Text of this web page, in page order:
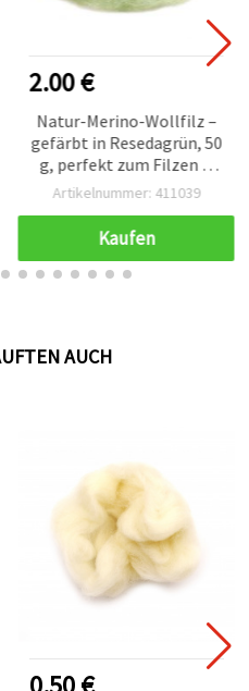
2.00 €
Natur-Merino-Wollfilz –
gefärbt in Resedagrün, 50
g, perfekt zum Filzen &
für Vliesstoffe
Artikelnummer: 411039
Kaufen
AUCH